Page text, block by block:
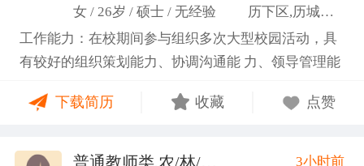
女 / 26岁 / 硕士 / 无经验
历下区,历城区,市中区
工作能力：在校期间参与组织多次大型校园活动，具
有较好的组织策划能力、协调沟通能 力、领导管理能
务； 学习能力：有清晰的自我定位，能够很好地吸纳
做事认真细心，具有较强的执行力、高度敬业精神、
下载简历 收藏 点赞
普通教师类,农/林/牧/渔业 (张卓璐)3小时前